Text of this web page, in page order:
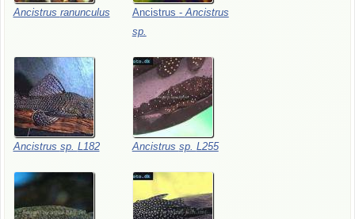
Ancistrus ranunculus Ancistrus -Ancistrus
sp.
Ancistrus sp. L182 Ancistrus sp. L255